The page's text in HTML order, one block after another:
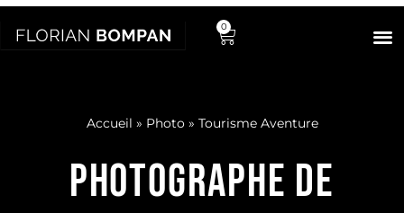
0
Accueil » Photo» Tourisme Aventure
PHOTOGRAPHE DE